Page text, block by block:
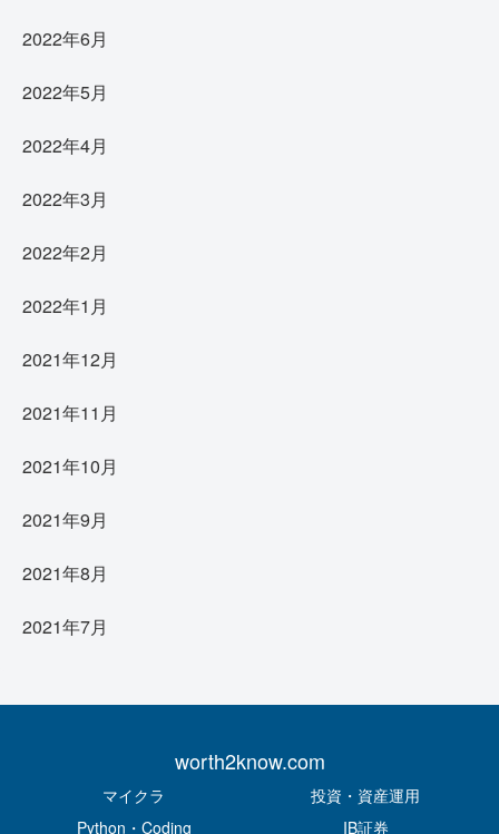
2022年6月
2022年5月
2022年4月
2022年3月
2022年2月
2022年1月
2021年12月
2021年11月
2021年10月
2021年9月
2021年8月
2021年7月
worth2know.com
マイクラ
投資・資産運用
Python・Coding
IB証券